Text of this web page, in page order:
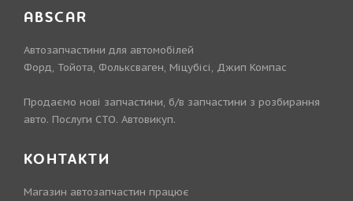
ABSCAR
Автозапчастини для автомобілей
Форд, Тойота, Фольксваген, Міцубісі, Джип Компас
Продаємо нові запчастини, б/в запчастини з розбирання
авто. Послуги СТО. Автовикуп.
КОНТАКТИ
Магазин автозапчастин працює